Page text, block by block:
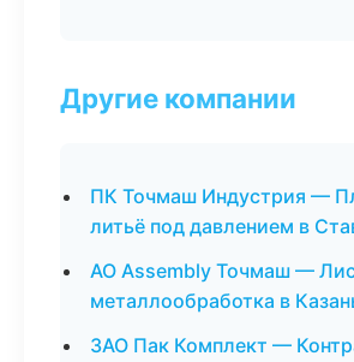
Другие компании
ПК Точмаш Индустрия —
литьё под давлением в
АО Assembly Точмаш —
металлообработка в
ЗАО Пак Комплект —